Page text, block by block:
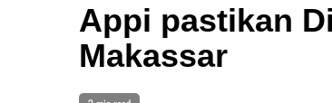
Appi pastikan
Makassar